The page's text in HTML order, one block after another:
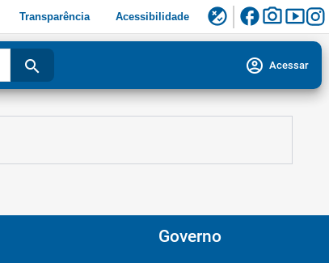
Transparência Acessibilidade flaky facebookphoto_camerasmart_display
search account_circle Acessar
Governo